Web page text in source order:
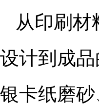
从印刷材
设计到成
银卡纸磨